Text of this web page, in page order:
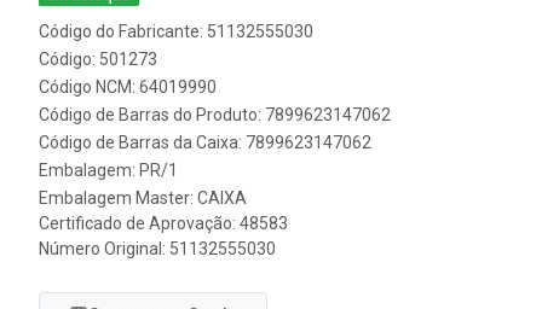
Código do Fabricante: 51132555030
Código: 501273
Código NCM: 64019990
Código de Barras do Produto: 7899623147062
Código de Barras da Caixa: 7899623147062
Embalagem: PR/1
Embalagem Master: CAIXA
Certificado de Aprovação: 48583
Número Original: 51132555030